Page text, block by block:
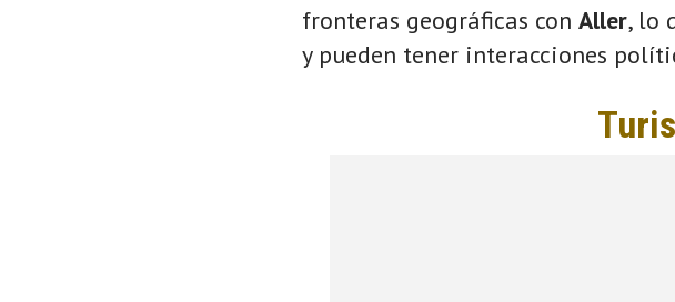
fronteras geográficas con Aller, lo
y pueden tener interacciones